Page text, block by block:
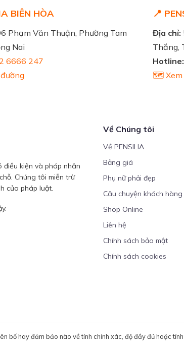
BIÊN HÒA
Phạm Văn Thuận, Phường Tam
Nai
6666 247
📍
Địa chỉ:
Thắng,
Hotline:
🗺️ Xem
điều kiện và pháp nhân
Chúng tôi miễn trừ
của pháp luật.
Về Chúng tôi
Về PENSILIA
Bảng giá
Phụ nữ phải đẹp
Câu chuyện khách hàng
Shop Online
Liên hệ
Chính sách bảo mật
Chính sách cookies
bố hay đảm bảo nào về tính chính xác, độ đầy đủ hoặc